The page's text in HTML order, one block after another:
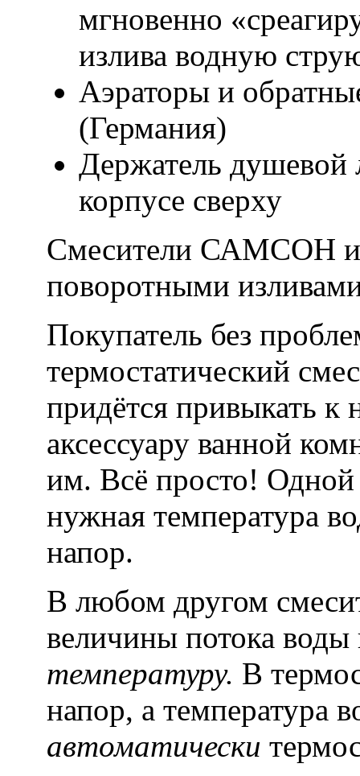
мгновенно
излива водную
Аэраторы и
(Германия)
Держатель душевой
корпусе сверху
Смесители САМСОН
поворотными
Покупатель без
термостатический
придётся привыкать
аксессуару ванной
им. Всё просто! Одной
нужная температура
напор.
В любом другом
величины потока
температуру. В
напор, а температура
автоматически